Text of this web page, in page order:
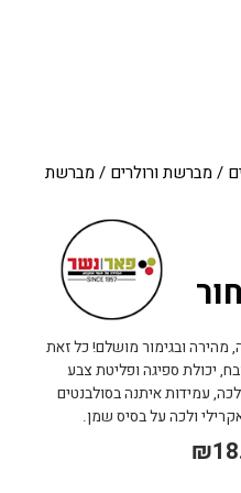
/מברשת ורולרים / מברשת
ובגימור מושלם! כל זאת
יכולת ספיגה ופליטת צבע
עמידות איתנה בסולבנטים
ולכה על בסיס שמן.
₪